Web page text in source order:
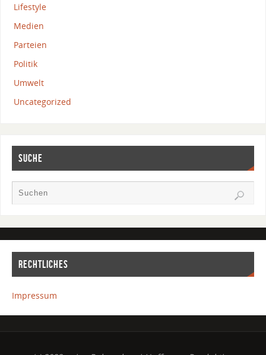
Lifestyle
Medien
Parteien
Politik
Umwelt
Uncategorized
SUCHE
RECHTLICHES
Impressum